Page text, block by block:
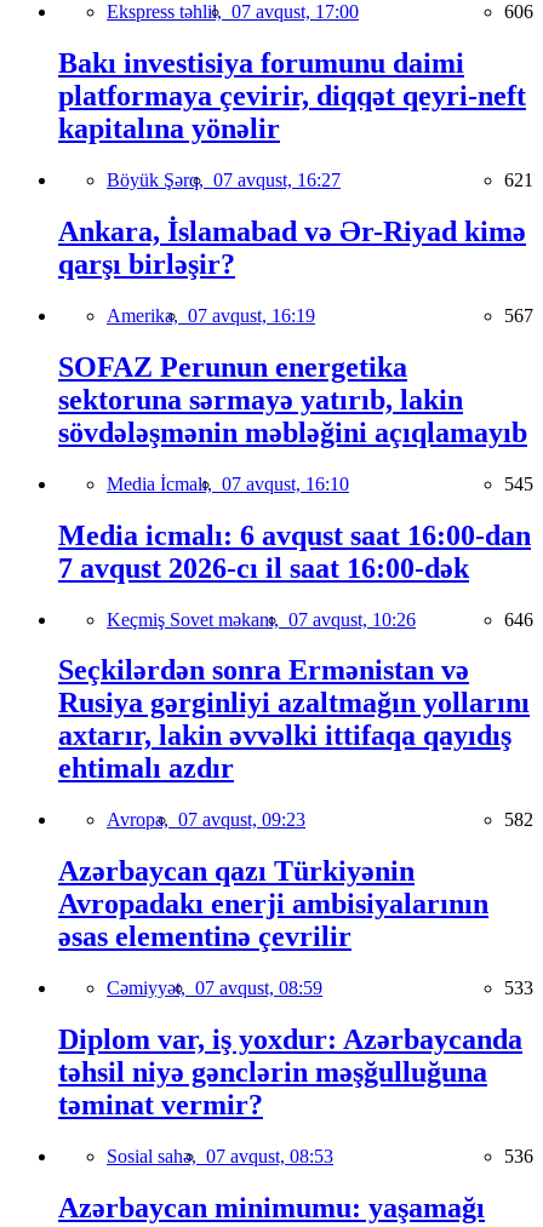
Ekspress təhlil, 07 avqust, 17:00 606
Bakı investisiya forumunu daimi
platformaya çevirir, diqqət qeyri-neft
kapitalına yönəlir
Böyük Şərq, 07 avqust, 16:27 621
Ankara, İslamabad və Ər-Riyad kimə
qarşı birləşir?
Amerika, 07 avqust, 16:19 567
SOFAZ Perunun energetika
sektoruna sərmayə yatırıb, lakin
sövdələşmənin məbləğini açıqlamayıb
Media İcmalı, 07 avqust, 16:10 545
Media icmalı: 6 avqust saat 16:00-dan
7 avqust 2026-cı il saat 16:00-dək
Keçmiş Sovet məkanı, 07 avqust, 10:26 646
Seçkilərdən sonra Ermənistan və
Rusiya gərginliyi azaltmağın yollarını
axtarır, lakin əvvəlki ittifaqa qayıdış
ehtimalı azdır
Avropa, 07 avqust, 09:23 582
Azərbaycan qazı Türkiyənin
Avropadakı enerji ambisiyalarının
əsas elementinə çevrilir
Cəmiyyət, 07 avqust, 08:59 533
Diplom var, iş yoxdur: Azərbaycanda
təhsil niyə gənclərin məşğulluğuna
təminat vermir?
Sosial sahə, 07 avqust, 08:53 536
Azərbaycan minimumu: yaşamağı